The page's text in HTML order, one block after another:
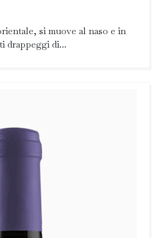
si muove al naso e in
drappeggi di...